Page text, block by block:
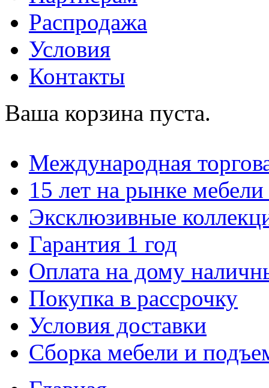
Распродажа
Условия
Контакты
Ваша корзина пуста.
Международная
15 лет на рынке
Эксклюзивные
Гарантия 1 год
Оплата на дому
Покупка в рассрочку
Условия доставки
Сборка мебели и